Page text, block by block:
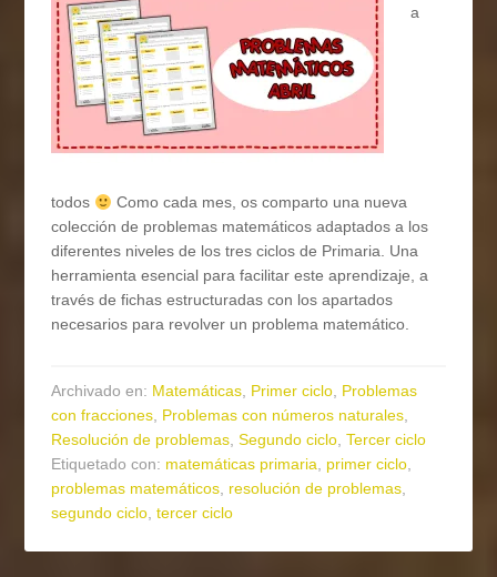
a
todos
Como cada mes, os comparto una nueva
colección de problemas matemáticos adaptados a los
diferentes niveles de los tres ciclos de Primaria. Una
herramienta esencial para facilitar este aprendizaje, a
través de fichas estructuradas con los apartados
necesarios para revolver un problema matemático.
Archivado en: Matemáticas, Primer ciclo, Problemas
con fracciones, Problemas con números naturales,
Resolución de problemas,Segundo ciclo,Tercer ciclo
Etiquetado con: matemáticas primaria, primer ciclo,
problemas matemáticos, resolución de problemas,
segundo ciclo,tercer ciclo